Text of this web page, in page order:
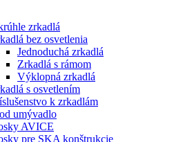
zrkadlá
bez osvetlenia
Jednoduchá zrkadlá
Zrkadlá s rámom
Výklopná zrkadlá
s osvetlením
k zrkadlám
umývadlo
AVICE
pre SKA konštrukcie